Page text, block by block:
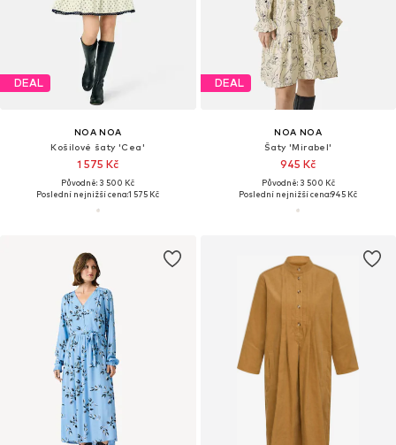
DEAL
NOA NOA
Košilové šaty 'Cea'
1 575 Kč
Původně: 3 500 Kč
Poslední nejnižší cena:1 575 Kč
DEAL
NOA NOA
Šaty 'Mirabel'
945 Kč
Původně: 3 500 Kč
Poslední nejnižší cena:945 Kč